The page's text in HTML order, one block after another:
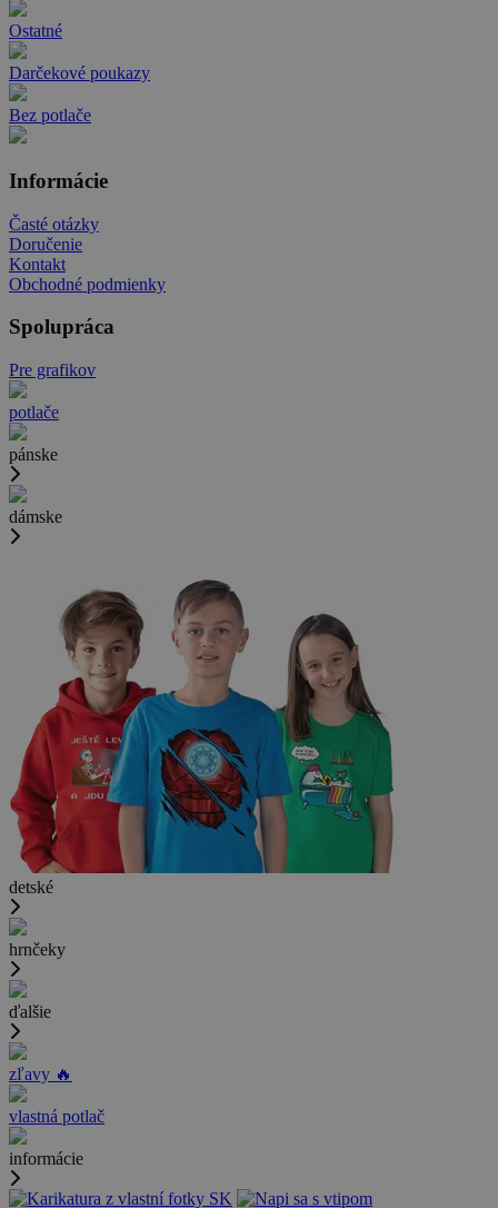
Ostatné
Darčekové poukazy
Bez potlače
Informácie
Časté otázky
Doručenie
Kontakt
Obchodné podmienky
Spolupráca
Pre grafikov
potlače
pánske
dámske
detské
hrnčeky
ďalšie
zľavy 🔥
vlastná potlač
informácie